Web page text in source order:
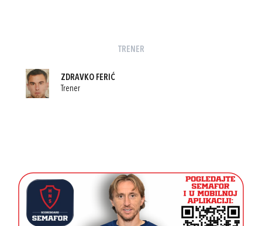
TRENER
ZDRAVKO FERIĆ
Trener